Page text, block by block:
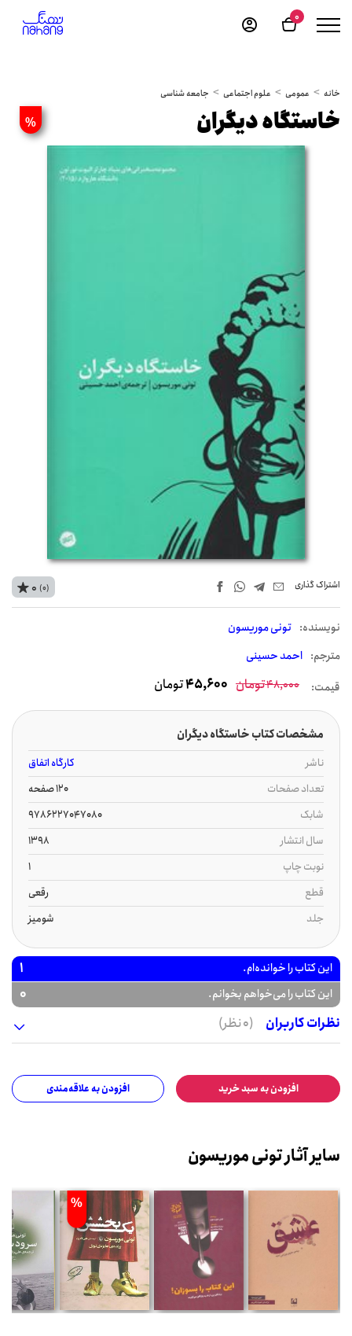
0
خانه عمومی علوم اجتماعی جامعه شناسی
% خاستگاه دیگران
اشتراک‌ گذاری
نويسنده: تونی موریسون
مترجم: احمد حسینی
0 (0)
قیمت: 48,000تومان 45,600تومان
مشخصات کتاب خاستگاه دیگران
ناشر
کارگاه اتفاق
تعداد صفحات
120 صفحه
شابک
9786227047080
سال انتشار
1398
نوبت چاپ
1
قطع
رقعی
جلد
شومیز
این کتاب را خوانده‌ام. 1
این کتاب را می‌خواهم بخوانم.
0
نظرات کاربران
(0 نظر)
افزودن به سبد خرید افزودن به علاقه‌مندی
سایر آثار تونی موریسون
%